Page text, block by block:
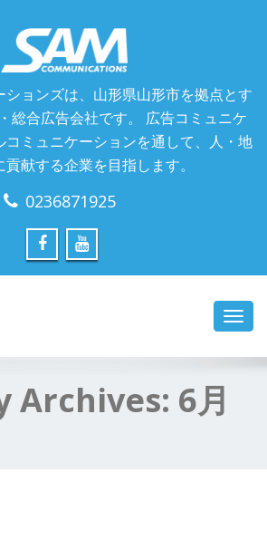
ョンズは、山形県山形市を拠点とす
総合広告会社です。 広告コミュニケ
コミュニケーションを通して、人・地
献する企業を目指します。
0236871925
Archives: 6月